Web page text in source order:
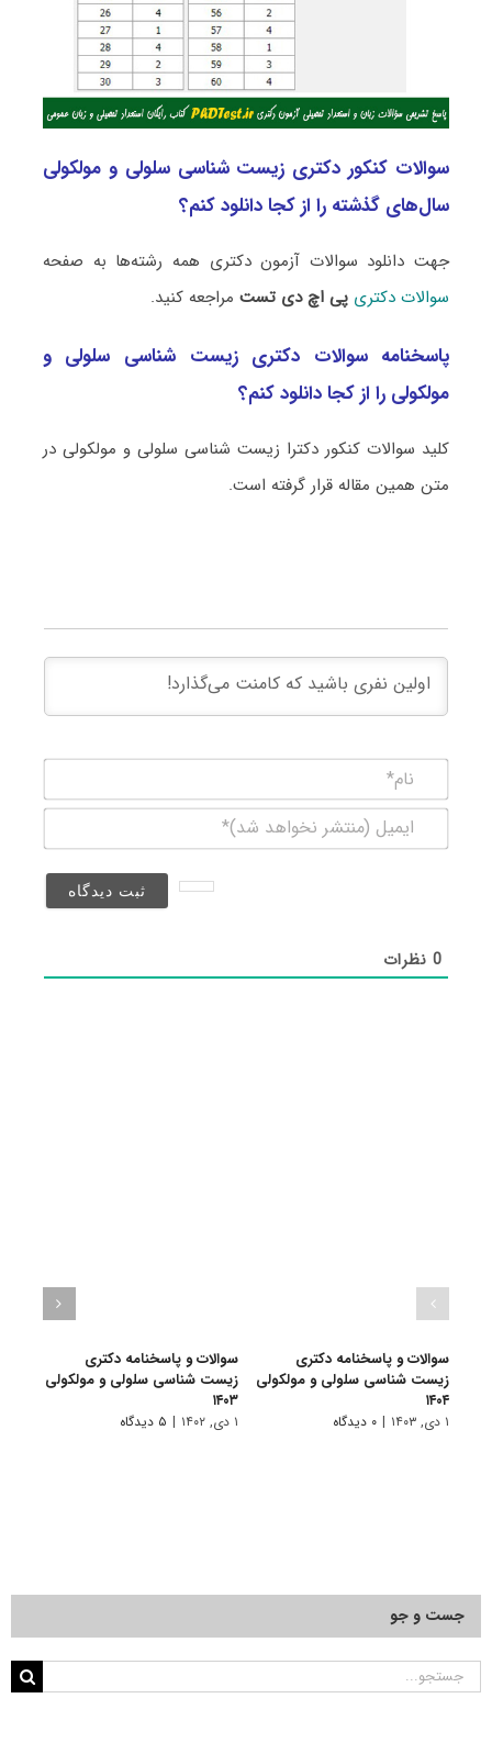
سوالات کنکور دکتری زیست شناسی سلولی و مولکولی
سال‌های گذشته را از کجا دانلود کنم؟
جهت دانلود سوالات آزمون دکتری همه رشته‌ها به صفحه
سوالات دکتری پی اچ دی تستمراجعه کنید.
پاسخنامه سوالات دکتری زیست شناسی سلولی و
مولکولی را از کجا دانلود کنم؟
کلید سوالات کنکور دکترا زیست شناسی سلولی و مولکولی در
متن همین مقاله قرار گرفته است.
(منتشر
0نظرات
سوالات و پاسخنامه دکتری
زیست شناسی سلولی و مولکولی
۱۴۰۴
۱ دی, ۱۴۰۳ | ۰ دیدگاه
سوالات و پاسخنامه دکتری
زیست شناسی سلولی و مولکولی
۱۴۰۳
۱ دی, ۱۴۰۲ | ۵ دیدگاه
جست و جو
جستجو